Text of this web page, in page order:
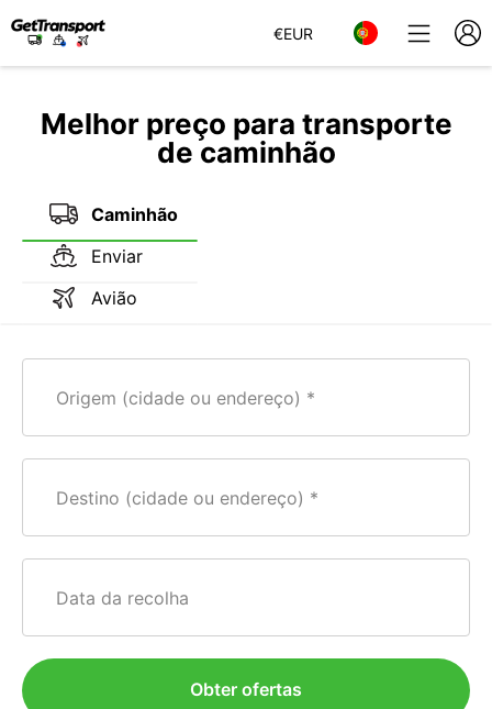
€EUR
Melhor preço para transporte
de caminhão
Caminhão
Enviar
Avião
Origem (cidade ou endereço)
Destino (cidade ou endereço)
Data da recolha
Obter ofertas